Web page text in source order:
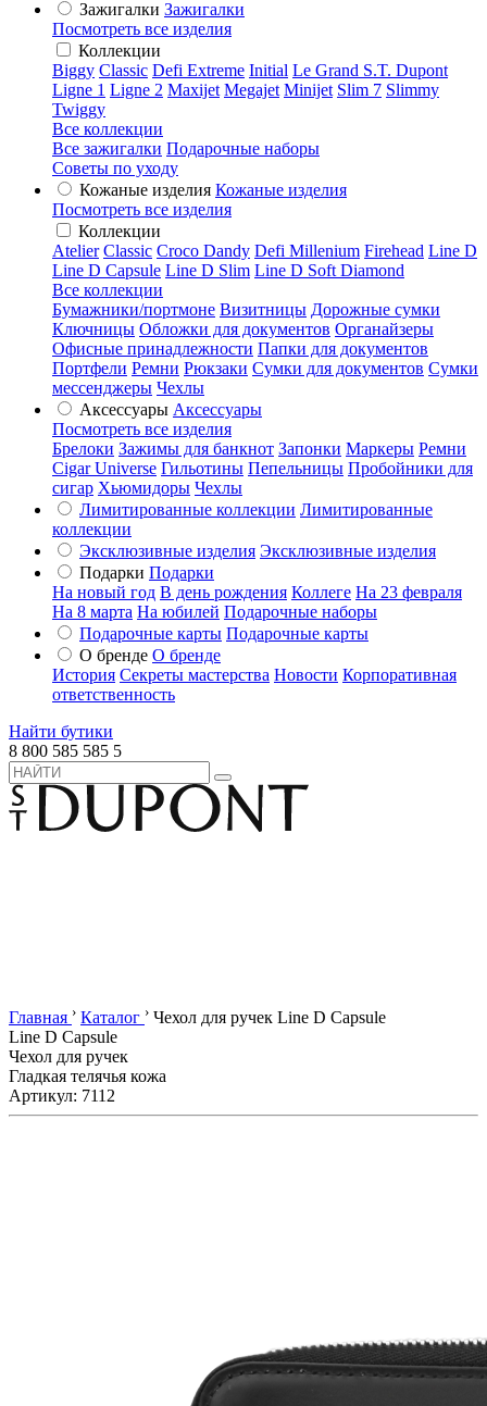
Зажигалки Зажигалки
Посмотреть все изделия
Коллекции
Biggy Classic Defi Extreme Initial Le Grand S.T. Dupont
Ligne 1 Ligne 2 Maxijet Megajet Minijet Slim 7 Slimmy
Twiggy
Все коллекции
Все зажигалки Подарочные наборы
Советы по уходу
Кожаные изделия Кожаные изделия
Посмотреть все изделия
Коллекции
Atelier Classic Croco Dandy Defi Millenium Firehead Line D
Line D Capsule Line D Slim Line D Soft Diamond
Все коллекции
Бумажники/портмоне Визитницы Дорожные сумки
Ключницы Обложки для документов Органайзеры
Офисные принадлежности Папки для документов
Портфели Ремни Рюкзаки Сумки для документов Сумки
мессенджеры Чехлы
Аксессуары Аксессуары
Посмотреть все изделия
Брелоки Зажимы для банкнот Запонки Маркеры Ремни
Cigar Universe Гильотины Пепельницы Пробойники для
сигар Хьюмидоры Чехлы
Лимитированные коллекции Лимитированные
коллекции
Эксклюзивные изделия Эксклюзивные изделия
Подарки Подарки
На новый год В день рождения Коллеге На 23 февраля
На 8 марта На юбилей Подарочные наборы
Подарочные карты Подарочные карты
О бренде О бренде
История Секреты мастерства Новости Корпоративная
ответственность
Найти бутики
8 800 585 585 5
Главная › Каталог › Чехол для ручек Line D Capsule
Line D Capsule
Чехол для ручек
Гладкая телячья кожа
Артикул: 7112